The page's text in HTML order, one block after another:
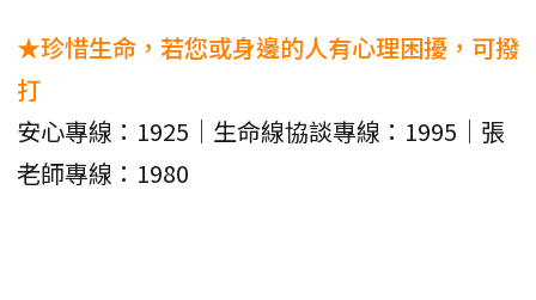
★珍惜生命，若您或身邊的人有心理困擾，可撥
打
安心專線：1925｜生命線協談專線：1995｜張
老師專線：1980